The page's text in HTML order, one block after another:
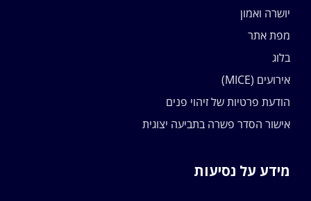
יושרה ואמון
מפת אתר
בלוג
אירועים (MICE)
הודעת פרטיות של זיהוי פנים
אישור הסדר פשרה בתביעה יצוגית
מידע על נסיעות